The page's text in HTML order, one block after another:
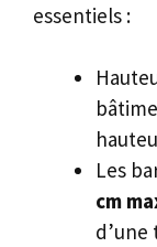
essentiels :
Les
cm
d’une